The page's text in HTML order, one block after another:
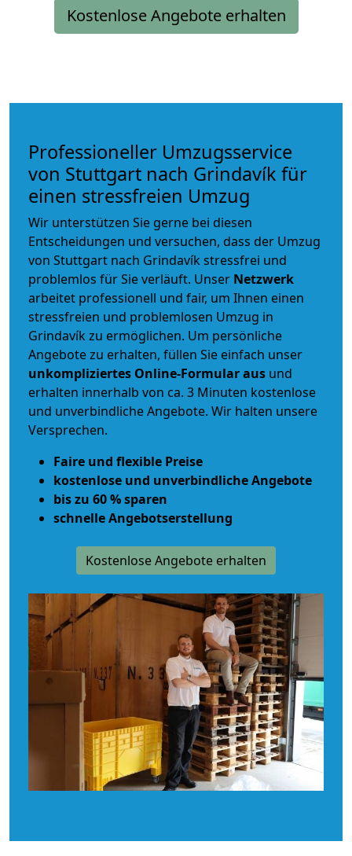
Kostenlose Angebote erhalten
Professioneller Umzugsservice
von Stuttgart nach Grindavík für
einen stressfreien Umzug
Wir unterstützen Sie gerne bei diesen
Entscheidungen und versuchen, dass der Umzug
von Stuttgart nach Grindavík stressfrei und
problemlos für Sie verläuft. Unser Netzwerk
arbeitet professionell und fair, um Ihnen einen
stressfreien und problemlosen Umzug in
Grindavík zu ermöglichen. Um persönliche
Angebote zu erhalten, füllen Sie einfach unser
unkompliziertes Online-Formular aus und
erhalten innerhalb von ca. 3 Minuten kostenlose
und unverbindliche Angebote. Wir halten unsere
Versprechen.
Faire und flexible Preise
kostenlose und unverbindliche Angebote
bis zu 60 % sparen
schnelle Angebotserstellung
Kostenlose Angebote erhalten